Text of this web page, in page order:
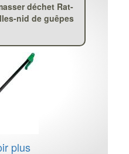
déchet Rat-
nid de guêpes
plus